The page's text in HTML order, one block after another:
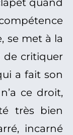
quand
se met à la
de critiquer
a fait son
ce droit,
très bien
incarné